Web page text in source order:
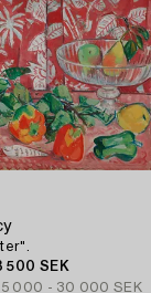
500 SEK
000 - 30 000 SEK